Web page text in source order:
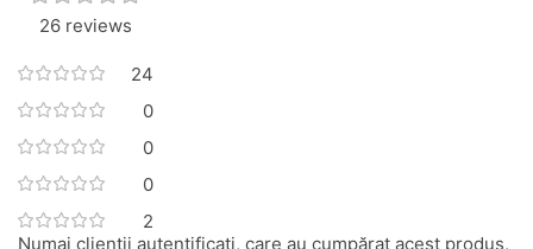
26 reviews
24
0
0
0
2
Numai clienții autentificați, care au cumpărat acest produs,